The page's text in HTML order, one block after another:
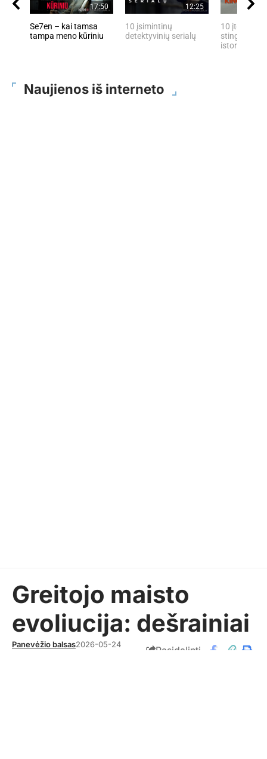
17:50
Se7en – kai tamsa
tampa meno kūriniu
12:25
10 įsimintinų
detektyvinių serialų
10 įtemptų,
stingdančių
istorijų
Naujienos iš interneto
Greitojo maisto
evoliucija: dešrainiai
Panevėžio balsas2026-05-24
Pasidalinti